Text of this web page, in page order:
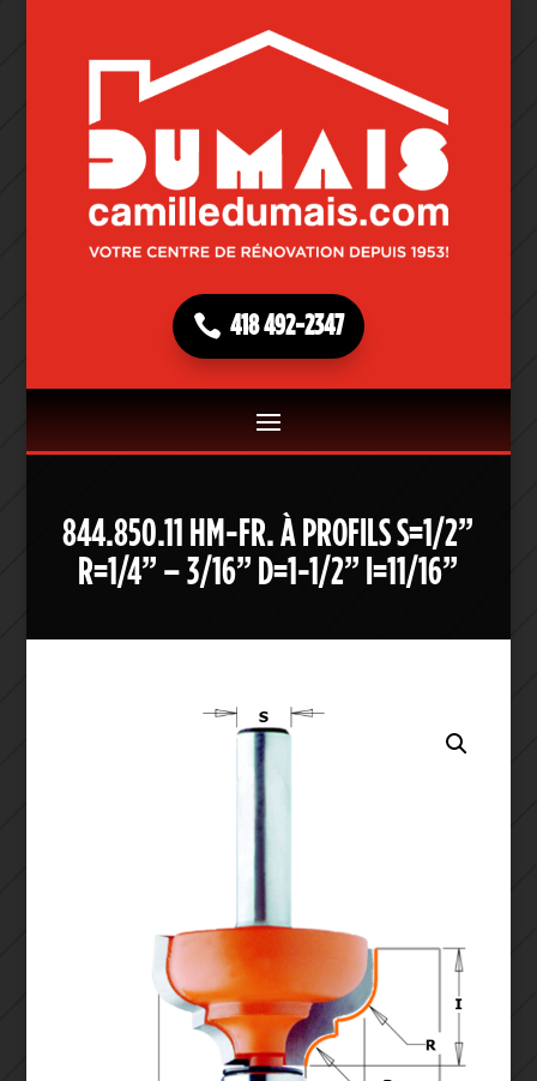
418 492-2347
844.850.11 HM-FR. À PROFILS S=1/2”
R=1/4” – 3/16” D=1-1/2” I=11/16”